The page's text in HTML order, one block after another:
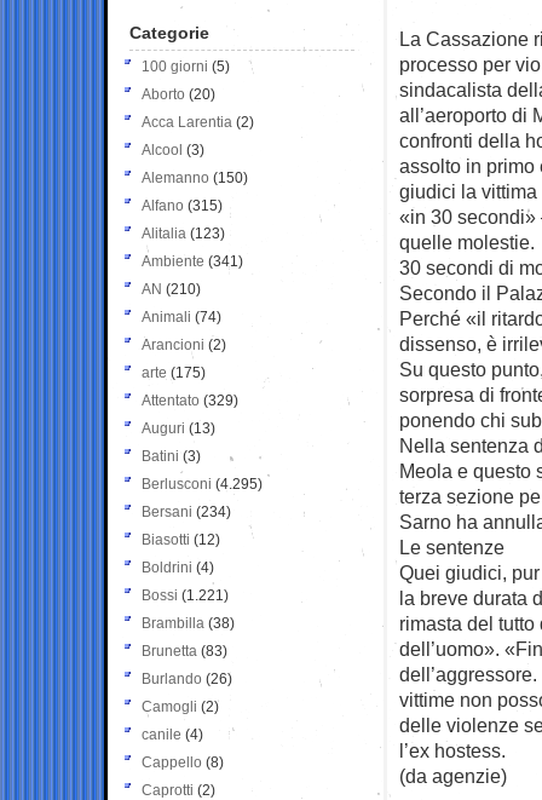
La Cassazione
processo per
sindacalista
all’aeroporto di
confronti della
assolto in primo
giudici la vittima
«in 30
quelle molestie.
30 secondi di
Secondo il
Perché «il
dissenso, è
Su questo
sorpresa di
ponendo chi
Nella sentenza
Meola e questo
terza sezione
Sarno ha
Le sentenze
Quei giudici,
la breve durata
rimasta del
dell’uomo».
vittime non
delle violenze
l’ex hostess.
(da agenzie)
Categorie
100 giorni (5)
Aborto (20)
Acca Larentia (2)
Alcool (3)
Alemanno (150)
Alfano (315)
Alitalia (123)
Ambiente (341)
AN (210)
Animali (74)
Arancioni (2)
arte (175)
Attentato (329)
Auguri (13)
Batini (3)
Berlusconi (4.295)
Bersani (234)
Biasotti (12)
Boldrini (4)
Bossi (1.221)
Brambilla (38)
Brunetta (83)
Burlando (26)
Camogli (2)
canile (4)
Cappello (8)
Caprotti (2)